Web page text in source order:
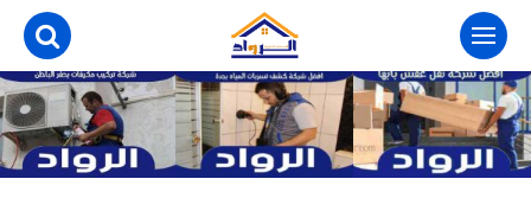
التجاوز
المحتوى